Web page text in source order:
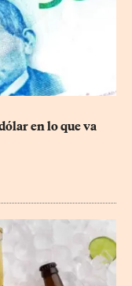
en lo que va